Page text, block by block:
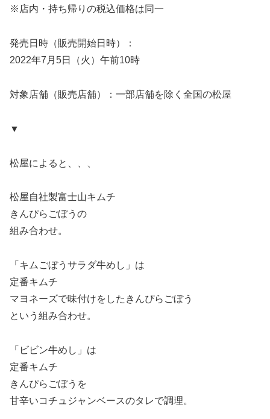
※店内・持ち帰りの税込価格は同一
発売日時（販売開始日時）：
2022年7月5日（火）午前10時
対象店舗（販売店舗）：一部店舗を除く全国の松屋
▼
松屋によると、、、
松屋自社製富士山キムチ
きんぴらごぼうの
組み合わせ。
「キムごぼうサラダ牛めし」は
定番キムチ
マヨネーズで味付けをしたきんぴらごぼう
という組み合わせ。
「ビビン牛めし」は
定番キムチ
きんぴらごぼうを
甘辛いコチュジャンベースのタレで調理。